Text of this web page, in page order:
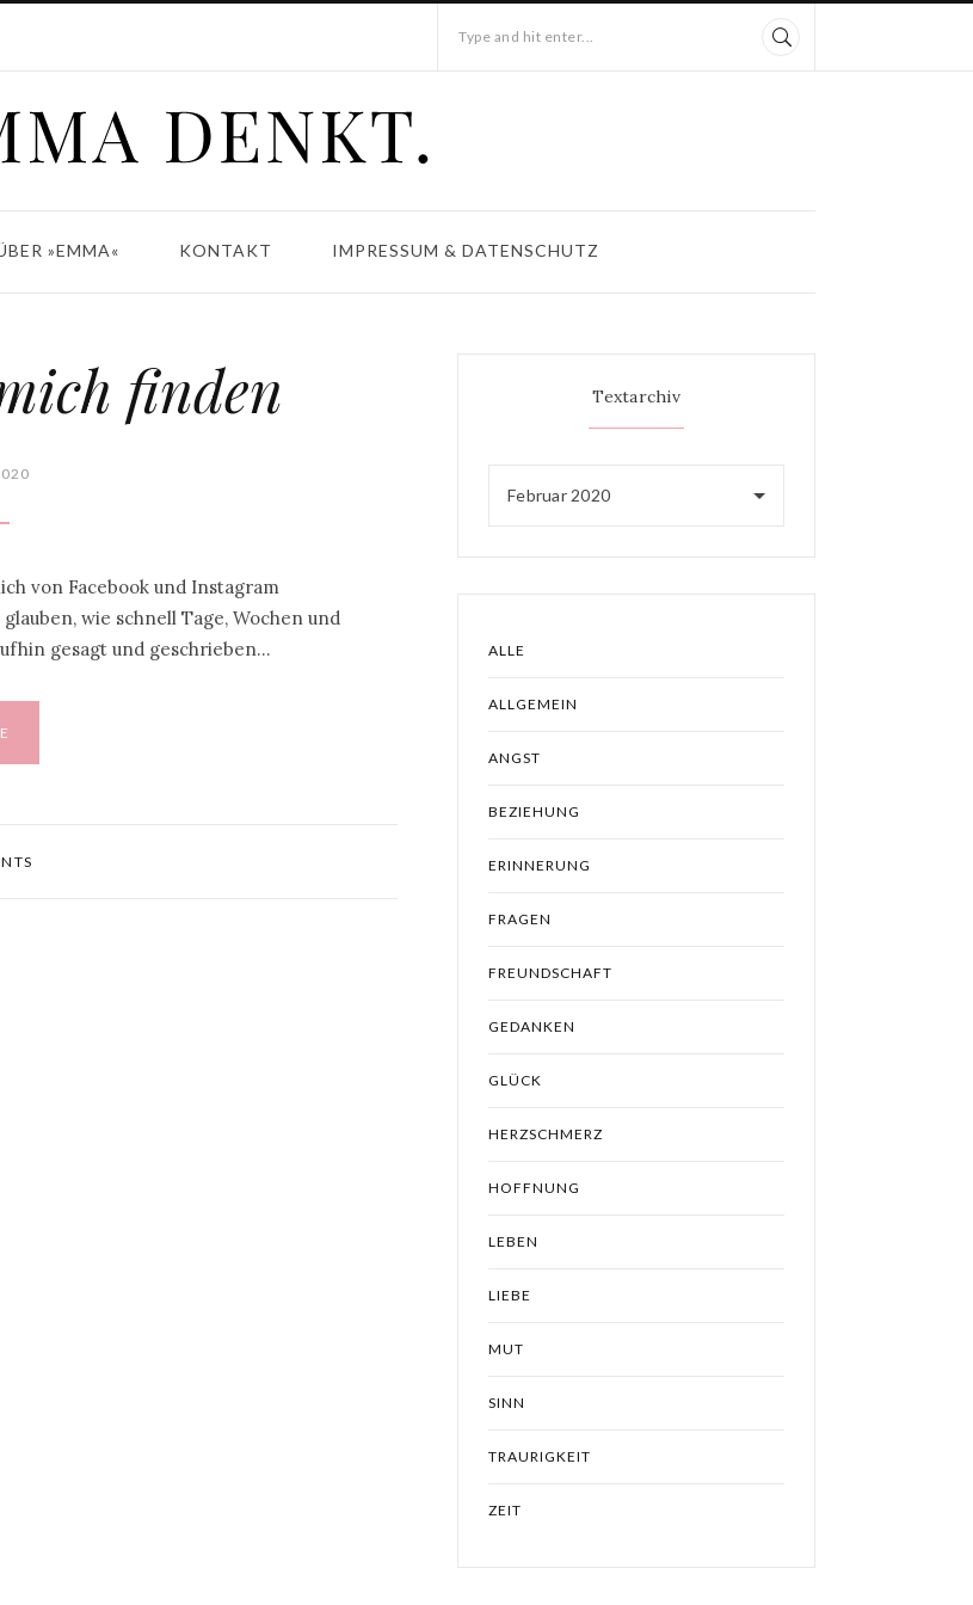
Type and hit enter...
»EMMA« KONTAKT IMPRESSUM & DATENSCHUTZ
finden
von Facebook und Instagram
wie schnell Tage, Wochen und
gesagt und geschrieben…
Textarchiv
Februar 2020
ALLE
ALLGEMEIN
ANGST
BEZIEHUNG
ERINNERUNG
FRAGEN
FREUNDSCHAFT
GEDANKEN
GLÜCK
HERZSCHMERZ
HOFFNUNG
LEBEN
LIEBE
MUT
SINN
TRAURIGKEIT
ZEIT